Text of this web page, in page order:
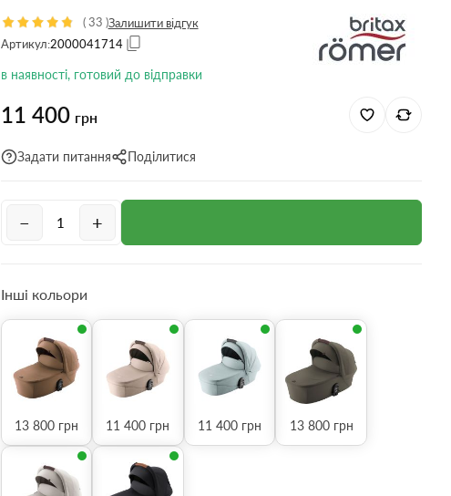
(33 )Залишити відгук
Артикул:2000041714
в наявності, готовий до відправки
11 400 грн
Задати питання Поділитися
− +
Інші кольори
13 800 грн 11 400 грн 11 400 грн 13 800 грн